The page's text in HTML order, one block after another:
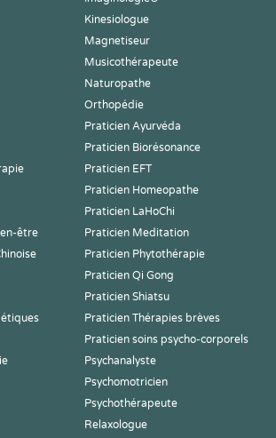
Kinesiologue
Magnetiseur
Musicothérapeute
Naturopathe
Orthopédie
Praticien Ayurvéda
Praticien Biorésonance
Praticien EFT
Praticien Homeopathe
Praticien LaHoChi
être
Praticien Meditation
Praticien Phytothérapie
Praticien Qi Gong
Praticien Shiatsu
Praticien Thérapies brèves
Praticien soins psycho-corporels
Psychanalyste
Psychomotricien
Psychothérapeute
Relaxologue